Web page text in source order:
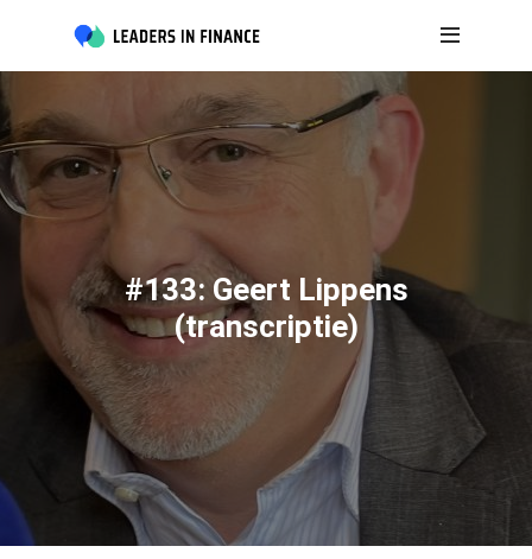
#133: Geert Lippens
(transcriptie)